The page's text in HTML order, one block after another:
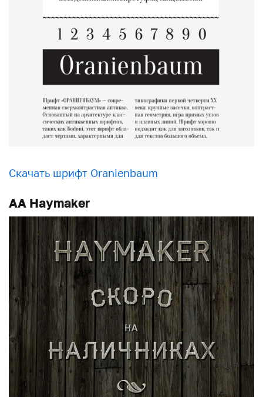
Скачать шрифт Oranienbaum
AA Haymaker